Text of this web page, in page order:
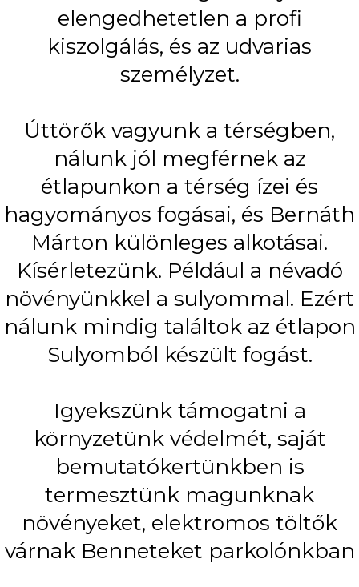
elengedhetetlen a profi
kiszolgálás, és az udvarias
személyzet.
Úttörők vagyunk a térségben,
nálunk jól megférnek az
étlapunkon a térség ízei és
hagyományos fogásai, és Bernáth
Márton különleges alkotásai.
Kísérletezünk. Például a névadó
növényünkkel a sulyommal. Ezért
nálunk mindig találtok az étlapon
Sulyomból készült fogást.
Igyekszünk támogatni a
környzetünk védelmét, saját
bemutatókertünkben is
termesztünk magunknak
növényeket, elektromos töltők
várnak Benneteket parkolónkban